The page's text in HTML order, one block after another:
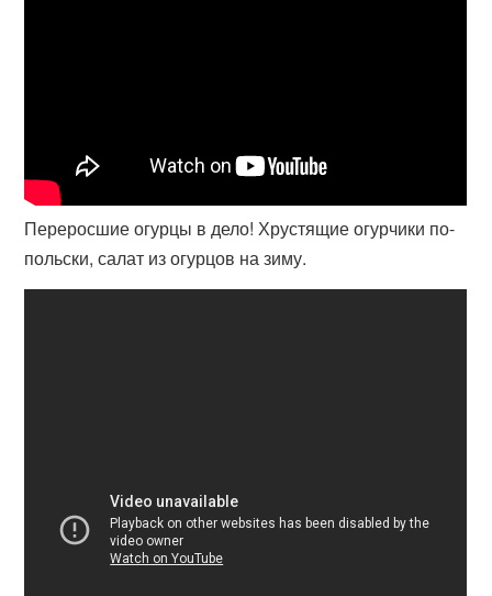
Переросшие огурцы в дело! Хрустящие огурчики по-
польски, салат из огурцов на зиму.